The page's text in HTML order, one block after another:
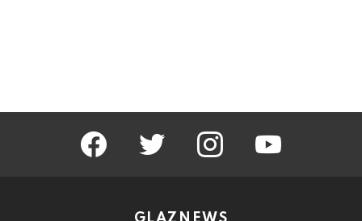
facebook twitter instagram youtube